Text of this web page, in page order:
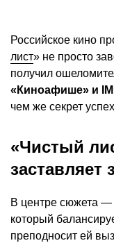
Российское кино
лист» не просто
получил
«Киноафише» и
чем же секрет
«Чистый
заставляет
В центре сюжета —
который
преподносит ей